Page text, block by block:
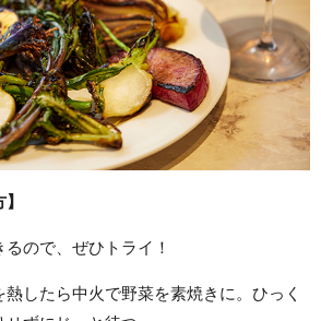
ので、ぜひトライ！
熱したら中火で野菜を素焼きに。ひっく